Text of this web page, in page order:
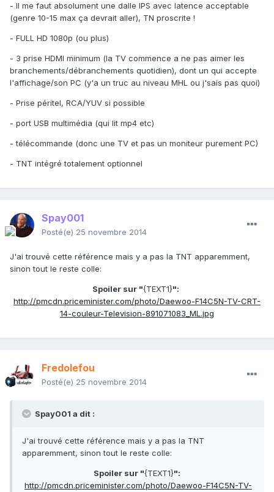
- Il me faut absolument une dalle IPS avec latence acceptable
(genre 10-15 max ça devrait aller), TN proscrite !
- FULL HD 1080p (ou plus)
- 3 prise HDMI minimum (la TV commence a ne pas aimer les
branchements/débranchements quotidien), dont un qui accepte
l'affichage/son PC (y'a un truc au niveau MHL ou j'sais pas quoi)
- Prise péritel, RCA/YUV si possible
- port USB multimédia (qui lit mp4 etc)
- télécommande (donc une TV et pas un moniteur purement PC)
- TNT intégré totalement optionnel
Spay001
Posté(e) 25 novembre 2014
J'ai trouvé cette référence mais y a pas la TNT apparemment,
sinon tout le reste colle:
Spoiler sur "{TEXT1}":
http://pmcdn.priceminister.com/photo/Daewoo-F14C5N-TV-CRT-
14-couleur-Television-891071083_ML.jpg
Fredolefou
Posté(e) 25 novembre 2014
Spay001 a dit :
J'ai trouvé cette référence mais y a pas la TNT
apparemment, sinon tout le reste colle:
Spoiler sur "{TEXT1}":
http://pmcdn.priceminister.com/photo/Daewoo-F14C5N-TV-